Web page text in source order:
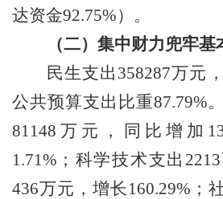
达资金92.75%）。
（二） 集中财力兜牢基
民生支出 358287万元
公共预算支出比重87.79%
81148 万元，同比增加
1.71% ；科学技术支出 2213
436万元，增长 160.29% ；